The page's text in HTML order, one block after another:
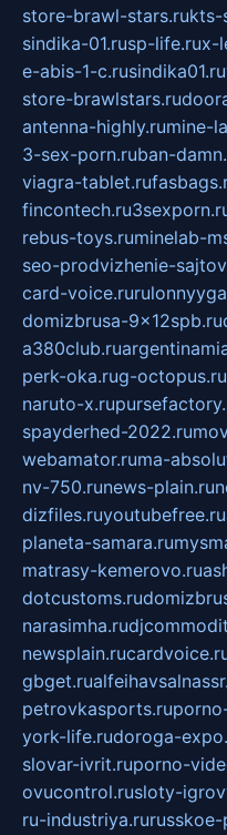
store-brawl-stars.rukts-
sindika-01.rusp-life.rux-
e-abis-1-c.rusindika01.ru
store-brawlstars.ru
antenna-highly.rumine-
3-sex-porn.ruban-
viagra-tablet.ru
fincontech.ru
rebus-toys.ruminelab-
seo-prodvizhenie-
card-voice.ru
domizbrusa-9x12spb.ru
a380club.ru
perk-oka.rug-octopus.ru
naruto-x.ru
spayderhed-2022.ru
webamator.ruma-
nv-750.runews-plain.ru
dizfiles.ruyoutubefree.ru
planeta-samara.ru
matrasy-kemerovo.ru
dotcustoms.ru
narasimha.ru
newsplain.ru
gbget.ru
petrovkasports.ru
york-life.rudoroga-
slovar-ivrit.ruporno-
ovucontrol.rusloty-
ru-industriya.ru